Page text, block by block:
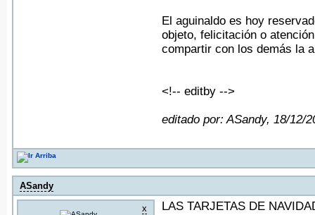
El aguinaldo es hoy
objeto, felicitación o
compartir con los demás la
<!-- editby -->
editado por: ASandy, 18/12/
ASandy
x LAS TARJETAS DE